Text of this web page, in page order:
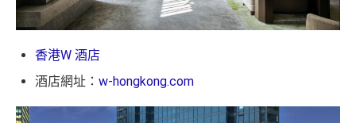
香港W 酒店
酒店網址： w-hongkong.com